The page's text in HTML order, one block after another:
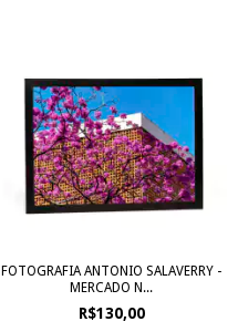
FOTOGRAFIA ANTONIO SALAVERRY -
MERCADO N...
R$130,00